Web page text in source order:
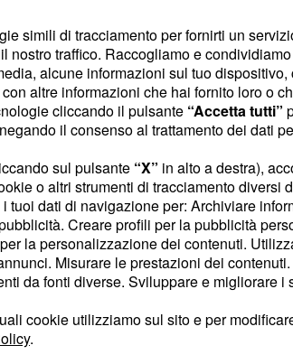
i gamberi. Prendere una
solo 4-5 per la
in abbondante acqua
il tempo scolarli con la
e poi procedere con la
testa, la coda, e filetto
via la testa e la coda
del fumetto di pesce.
tagliarli a piccoli pezzi e
mezzo litro di acqua
lasciar cuocere per circa
saporito.
simili di tracciamento per fornirti un
nostro traffico. Raccogliamo e
alcune informazioni sul tuo
altre informazioni che hai fornito loro o
cliccando il pulsante “Accetta tutti”
il consenso al trattamento dei dati
sul pulsante “X” in alto a destra),
o altri strumenti di tracciamento diversi
tuoi dati di navigazione per: Archiviare
Creare profili per la pubblicità
la personalizzazione dei contenuti.
Misurare le prestazioni dei
da fonti diverse. Sviluppare e migliorare
cookie utilizziamo sul sito e per
.